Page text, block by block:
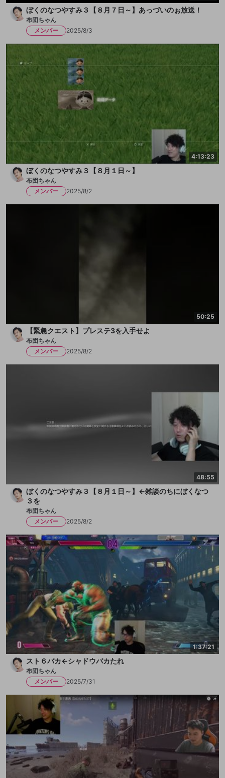
ぼくのなつやすみ３【８月７日～】あっづいのぉ放送！
布団ちゃん
メンバー
2025/8/3
4:13:23
ぼくのなつやすみ３【８月１日～】
布団ちゃん
メンバー
2025/8/2
50:25
【緊急クエスト】プレステ3を入手せよ
布団ちゃん
メンバー
2025/8/2
48:55
ぼくのなつやすみ３【８月１日～】←雑談のちにぼくなつ
３を
布団ちゃん
メンバー
2025/8/2
1:37:21
スト６バカ←シャドウバカたれ
布団ちゃん
メンバー
2025/7/31